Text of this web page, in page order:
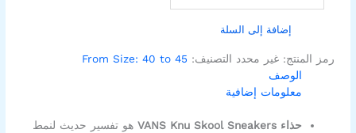
إضافة إلى السلة
رمز المنتج:غير محدد التصنيف: From Size: 40 to 45
الوصف
معلومات إضافية
حذاء VANS Knu Skool Sneakers
هو تفسير حديث لنمط